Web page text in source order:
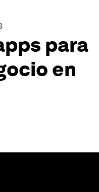
para
en